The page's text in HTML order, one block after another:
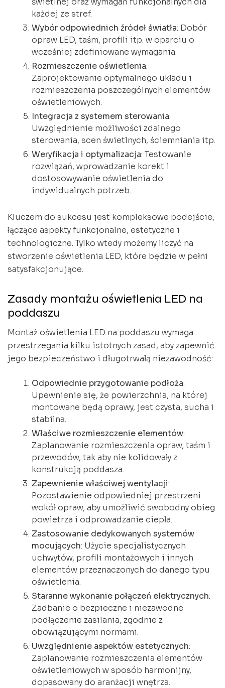
każdej ze stref.
Wybór odpowiednich źródeł światła: Dobór
opraw LED, taśm, profili itp. w oparciu o
wcześniej zdefiniowane wymagania.
Rozmieszczenie oświetlenia:
Zaprojektowanie optymalnego układu i
rozmieszczenia poszczególnych elementów
oświetleniowych.
Integracja z systemem sterowania:
Uwzględnienie możliwości zdalnego
sterowania, scen świetlnych, ściemniania itp.
Weryfikacja i optymalizacja: Testowanie
rozwiązań, wprowadzanie korekt i
dostosowywanie oświetlenia do
indywidualnych potrzeb.
Kluczem do sukcesu jest kompleksowe podejście,
łączące aspekty funkcjonalne, estetyczne i
technologiczne. Tylko wtedy możemy liczyć na
stworzenie oświetlenia LED, które będzie w pełni
satysfakcjonujące.
Zasady montażu oświetlenia LED na
poddaszu
Montaż oświetlenia LED na poddaszu wymaga
przestrzegania kilku istotnych zasad, aby zapewnić
jego bezpieczeństwo i długotrwałą niezawodność:
Odpowiednie przygotowanie podłoża:
Upewnienie się, że powierzchnia, na której
montowane będą oprawy, jest czysta, sucha i
stabilna.
Właściwe rozmieszczenie elementów:
Zaplanowanie rozmieszczenia opraw, taśm i
przewodów, tak aby nie kolidowały z
konstrukcją poddasza.
Zapewnienie właściwej wentylacji:
Pozostawienie odpowiedniej przestrzeni
wokół opraw, aby umożliwić swobodny obieg
powietrza i odprowadzanie ciepła.
Zastosowanie dedykowanych systemów
mocujących: Użycie specjalistycznych
uchwytów, profili montażowych i innych
elementów przeznaczonych do danego typu
oświetlenia.
Staranne wykonanie połączeń elektrycznych:
Zadbanie o bezpieczne i niezawodne
podłączenie zasilania, zgodnie z
obowiązującymi normami.
Uwzględnienie aspektów estetycznych:
Zaplanowanie rozmieszczenia elementów
oświetleniowych w sposób harmonijny,
dopasowany do aranżacji wnętrza.